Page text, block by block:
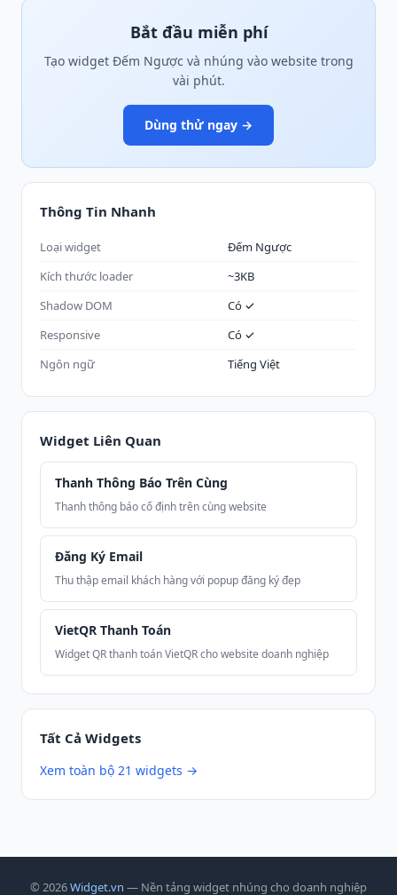
Bắt đầu miễn phí
Tạo widget Đếm Ngược và nhúng vào website trong
vài phút.
Dùng thử ngay →
Thông Tin Nhanh
Loại widget
Đếm Ngược
Kích thước loader
~3KB
Shadow DOM
Có ✓
Responsive
Có ✓
Ngôn ngữ
Tiếng Việt
Widget Liên Quan
Thanh Thông Báo Trên Cùng
Thanh thông báo cố định trên cùng website
Đăng Ký Email
Thu thập email khách hàng với popup đăng ký đẹp
VietQR Thanh Toán
Widget QR thanh toán VietQR cho website doanh nghiệp
Tất Cả Widgets
Xem toàn bộ 21 widgets →
© 2026Widget.vn — Nền tảng widget nhúng cho doanh nghiệp